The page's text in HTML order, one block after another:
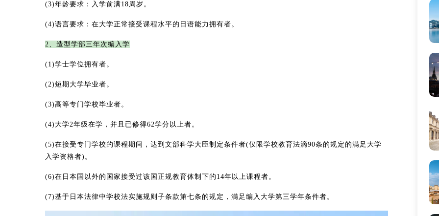
(3)年龄要求：入学前满18周岁。
(4)语言要求：在大学正常接受课程水平的日语能力拥有者。
2、造型学部三年次编入学
(1)学士学位拥有者。
(2)短期大学毕业者。
(3)高等专门学校毕业者。
(4)大学2年级在学，并且已修得62学分以上者。
(5)在接受专门学校的课程期间，达到文部科学大臣制定条件者(仅限学校教育法滴90条的规定的满足大学
入学资格者)。
(6)在日本国以外的国家接受过该国正规教育体制下的14年以上课程者。
(7)基于日本法律中学校法实施规则子条款第七条的规定，满足编入大学第三学年条件者。